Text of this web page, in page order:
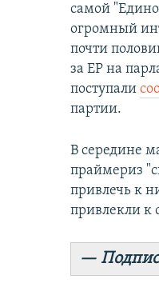
самой
огромный
почти
за ЕР на
поступали
партии.
В середине
праймериз
привлечь к
привлекли к
—